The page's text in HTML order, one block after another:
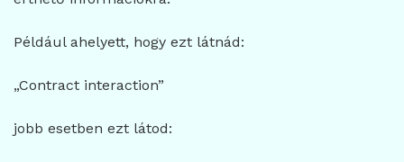
Például ahelyett, hogy ezt látnád:
„Contract interaction”
jobb esetben ezt látod: